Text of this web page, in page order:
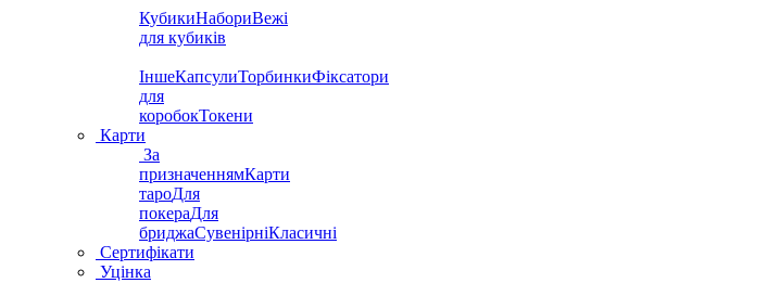
КубикиНабориВежі
для кубиків
ІншеКапсулиТорбинкиФіксатори
для
коробокТокени
Карти
За
призначеннямКарти
тароДля
покераДля
бриджаСувенірніКласичні
Сертифікати
Уцінка